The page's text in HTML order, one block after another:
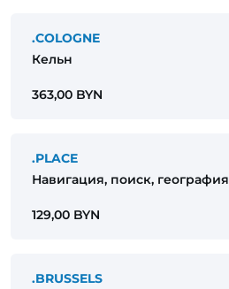
.COLOGNE
Кельн
363,00 BYN
.PLACE
Навигация, поиск, география
129,00 BYN
.BRUSSELS